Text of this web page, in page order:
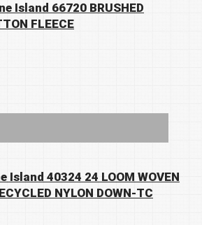
Island 66720 BRUSHED
FLEECE
Island 40324 24 LOOM WOVEN
NYLON DOWN-TC